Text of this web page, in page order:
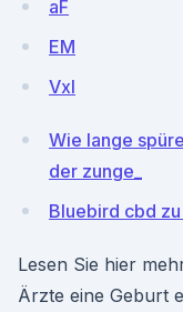
aF
EM
Vxl
Wie lange
der zunge_
Bluebird cbd
Lesen Sie hier
Ärzte eine Geburt